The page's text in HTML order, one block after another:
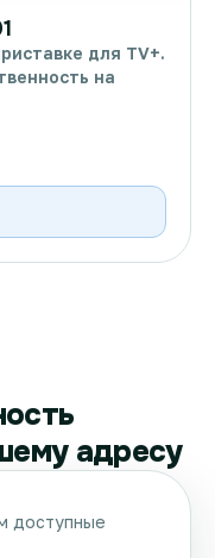
для TV+.
на
адресу
доступные